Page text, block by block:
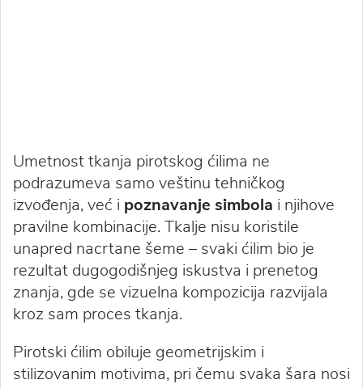
Umetnost tkanja pirotskog ćilima ne
podrazumeva samo veštinu tehničkog
izvođenja, već i poznavanje simbola i njihove
pravilne kombinacije. Tkalje nisu koristile
unapred nacrtane šeme – svaki ćilim bio je
rezultat dugogodišnjeg iskustva i prenetog
znanja, gde se vizuelna kompozicija razvijala
kroz sam proces tkanja.
Pirotski ćilim obiluje geometrijskim i
stilizovanim motivima, pri čemu svaka šara nosi